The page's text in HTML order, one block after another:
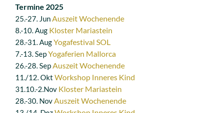
Termine 2025
25.-27. JunAuszeit Wochenende
8.-10. Aug Kloster Mariastein
28.-31. AugYogafestival SOL
7.-13. SepYogaferien Mallorca
26.-28. SepAuszeit Wochenende
11./12. Okt Workshop Inneres Kind
31.10.-2.Nov Kloster Mariastein
28.-30. NovAuszeit Wochenende